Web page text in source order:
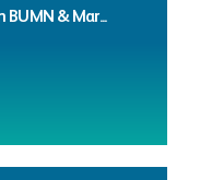
BUMN & Mar...